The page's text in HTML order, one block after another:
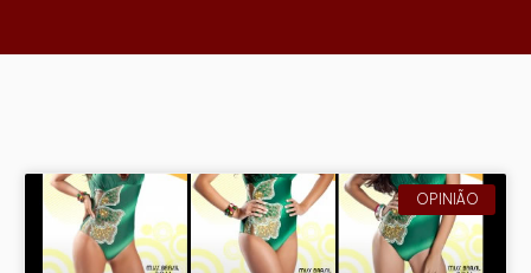
OPINIÃO